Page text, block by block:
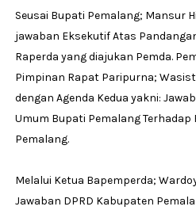
Seusai Bupati Pemalang; Mansur
jawaban Eksekutif Atas
Raperda yang diajukan Pemda.
Pimpinan Rapat Paripurna;
dengan Agenda Kedua yakni:
Umum Bupati Pemalang Terhadap
Pemalang.
Melalui Ketua Bapemperda;
Jawaban DPRD Kabupaten